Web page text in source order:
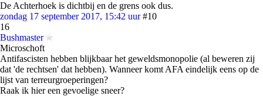
De Achterhoek is dichtbij en de grens ook dus.
zondag 17 september 2017, 15:42 uur #10
16
Bushmaster
Microschoft
Antifascisten hebben blijkbaar het geweldsmonopolie (al beweren zij
dat 'de rechtsen' dat hebben). Wanneer komt AFA eindelijk eens op de
lijst van terreurgroeperingen?
Raak ik hier een gevoelige sneer?